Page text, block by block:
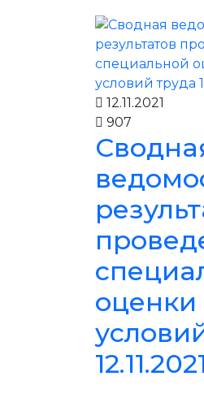
12.11.2021
907
оценки